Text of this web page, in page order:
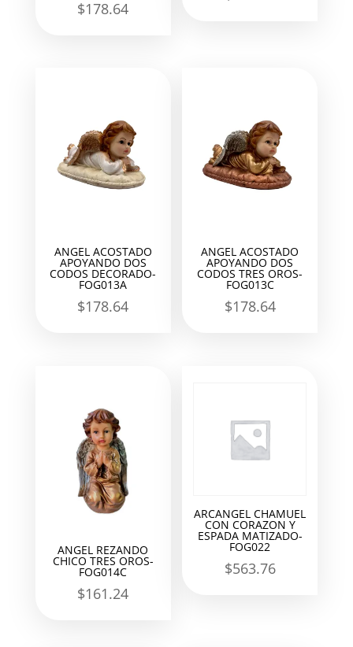
$178.64
ANGEL ACOSTADO
APOYANDO DOS
CODOS DECORADO-
FOG013A
$178.64
ANGEL ACOSTADO
APOYANDO DOS
CODOS TRES OROS-
FOG013C
$178.64
ANGEL REZANDO
CHICO TRES OROS-
FOG014C
$161.24
ARCANGEL CHAMUEL
CON CORAZON Y
ESPADA MATIZADO-
FOG022
$563.76